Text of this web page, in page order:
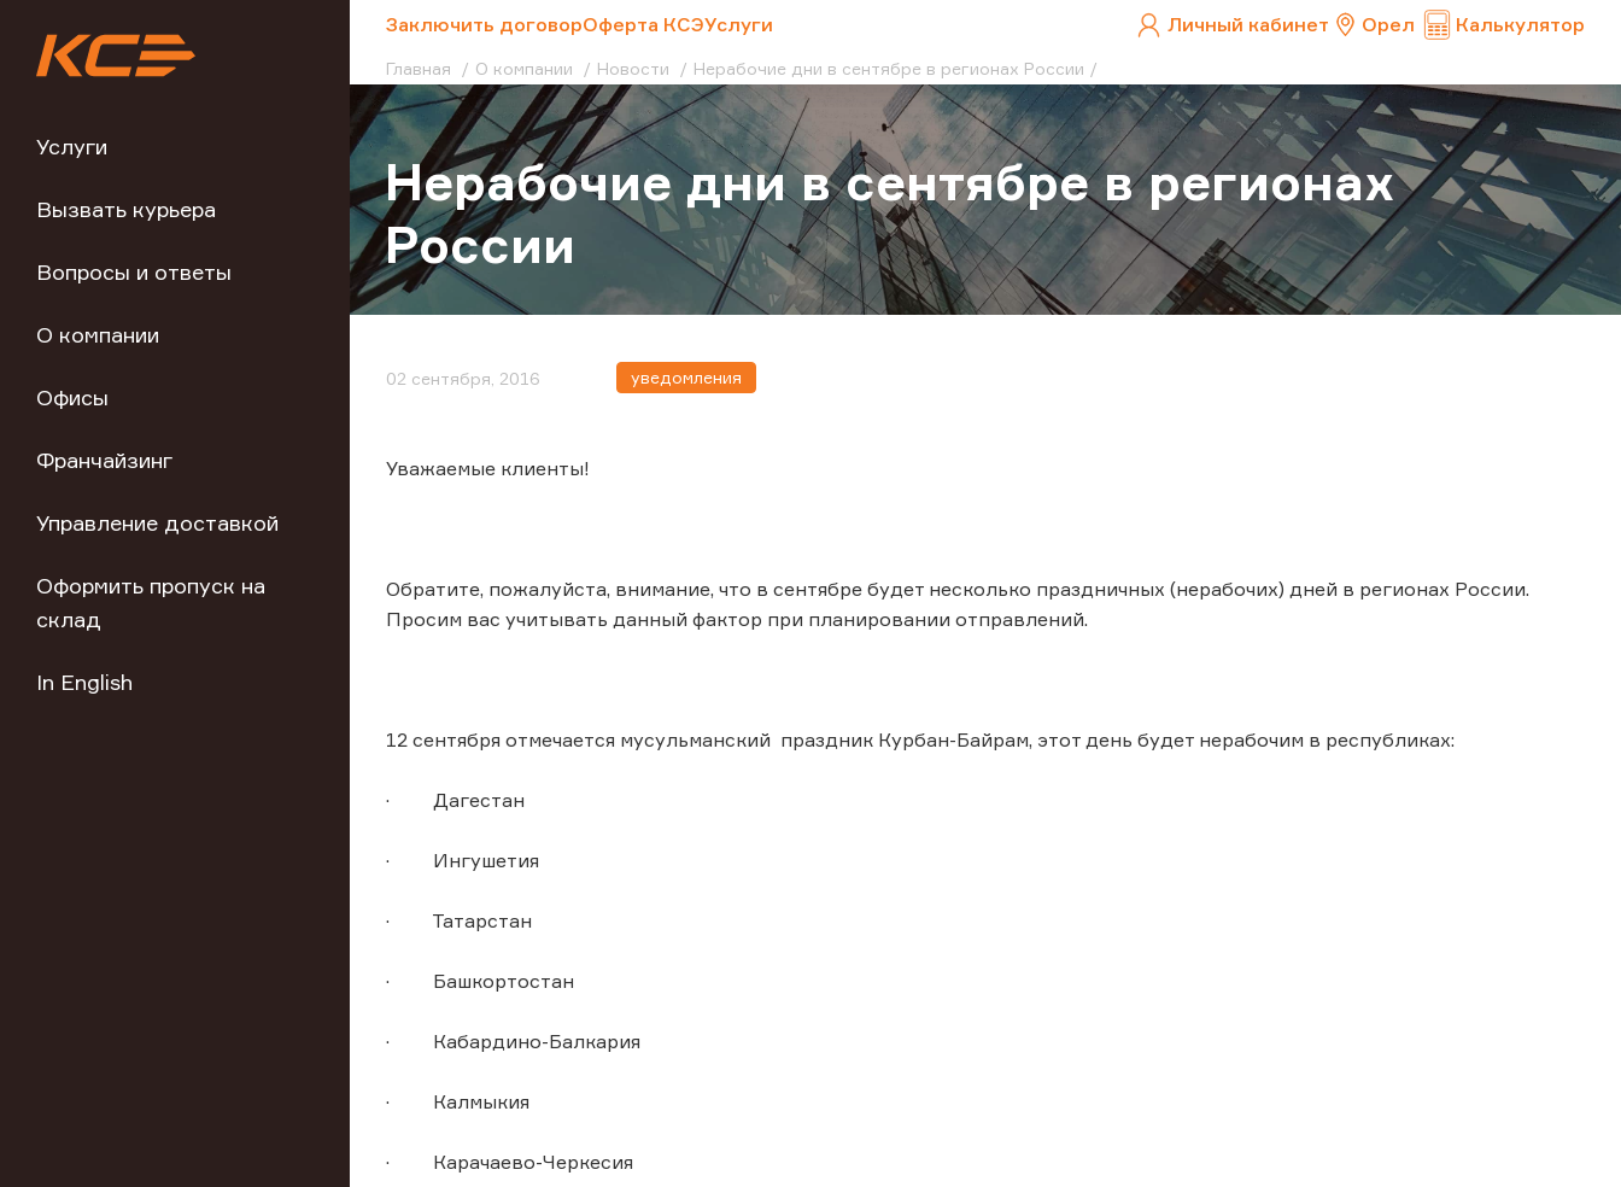
Услуги
Вызвать курьера
Вопросы и ответы
О компании
Офисы
Франчайзинг
Управление доставкой
Оформить пропуск на
склад
In English
Заключить договорОферта КСЭУслуги Личный кабинет Орел Калькулятор
Главная О компании Новости Нерабочие дни в сентябре в регионах России
Нерабочие дни в сентябре в регионах
России
02 сентября, 2016 уведомления
Уважаемые клиенты!
Обратите, пожалуйста, внимание, что в сентябре будет несколько праздничных (нерабочих) дней в регионах России.
Просим вас учитывать данный фактор при планировании отправлений.
12 сентября отмечается мусульманский праздник Курбан-Байрам, этот день будет нерабочим в республиках:
· Дагестан
· Ингушетия
· Татарстан
· Башкортостан
· Кабардино-Балкария
· Калмыкия
· Карачаево-Черкесия